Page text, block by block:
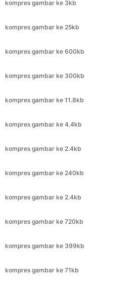
kompres gambar ke 600kb
kompres gambar ke 300kb
kompres gambar ke 11.8kb
kompres gambar ke 4.4kb
kompres gambar ke 2.4kb
kompres gambar ke 240kb
kompres gambar ke 2.4kb
kompres gambar ke 720kb
kompres gambar ke 399kb
kompres gambar ke 71kb
kompres gambar ke 1.8kb
kompres gambar ke 50kb